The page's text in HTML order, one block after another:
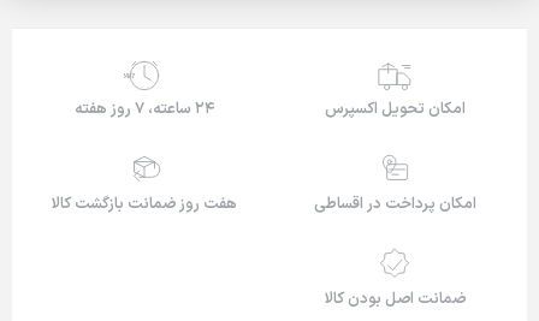
امکان تحویل اکسپرس
24/7
۲۴ ساعته، ۷ روز هفته
امکان پرداخت در اقساطی هفت روز ضمانت بازگشت کالا
ضمانت اصل بودن کالا